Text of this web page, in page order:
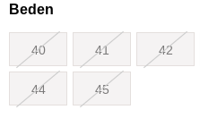
Beden
40 41 42
44 45